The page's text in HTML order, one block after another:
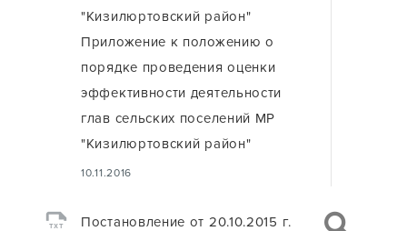
"Кизилюртовский район"
Приложение к положению о
порядке проведения оценки
эффективности деятельности
глав сельских поселений МР
"Кизилюртовский район"
10.11.2016
TXT
Постановление от 20.10.2015 г.